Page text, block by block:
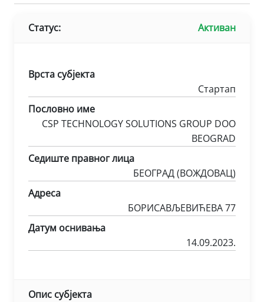
Статус: Активан
Врста субјекта
Стартап
Пословно име
CSP TECHNOLOGY SOLUTIONS GROUP DOO
BEOGRAD
Седиште правног лица
БЕОГРАД (ВОЖДОВАЦ)
Адреса
БОРИСАВЉЕВИЋЕВА 77
Датум оснивања
14.09.2023.
Опис субјекта